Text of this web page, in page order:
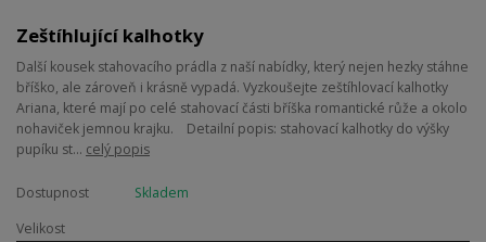
Zeštíhlující kalhotky
Další kousek stahovacího prádla z naší nabídky, který nejen hezky stáhne
bříško, ale zároveň i krásně vypadá. Vyzkoušejte zeštíhlovací kalhotky
Ariana, které mají po celé stahovací části bříška romantické růže a okolo
nohaviček jemnou krajku. Detailní popis: stahovací kalhotky do výšky
pupíku st... celý popis
Dostupnost
Skladem
Velikost